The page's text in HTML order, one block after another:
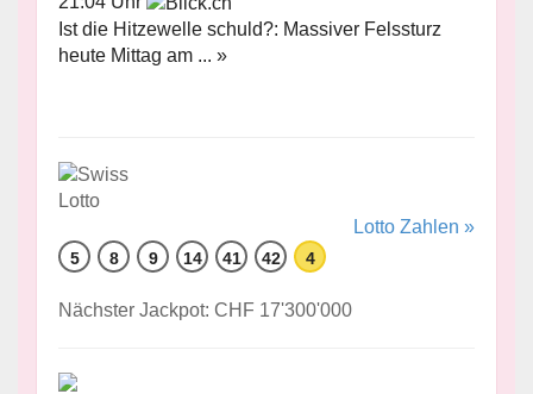
Ist die Hitzewelle schuld?: Massiver Felssturz
heute Mittag am ... »
Lotto Zahlen »
5 8 9 14 41 42 4
Nächster Jackpot: CHF 17'300'000